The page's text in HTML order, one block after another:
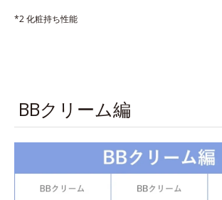
*2 化粧持ち性能
BBクリーム編